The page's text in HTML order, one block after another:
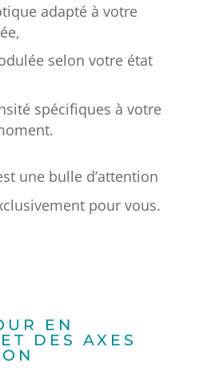
adapté à votre
selon votre état
spécifiques à votre
une bulle d’attention
pour vous.
EN
DES AXES